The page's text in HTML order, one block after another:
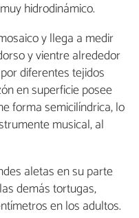
hidrodinámico.
y llega a medir
y vientre alrededor
diferentes tejidos
en superficie posee
forma semicilíndrica, lo
musical, al
aletas en su parte
demás tortugas,
en los adultos.